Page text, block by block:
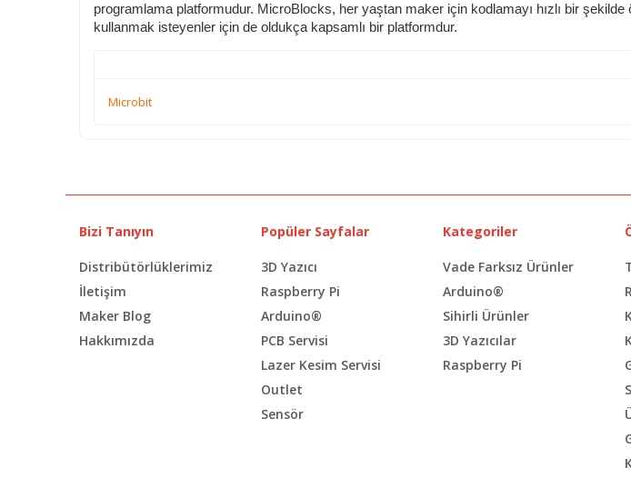
programlama platformudur. MicroBlocks, her yaştan maker için kodlamayı hızlı bir
kullanmak isteyenler için de oldukça kapsamlı bir platformdur.
Microbit
Bizi Tanıyın
Distribütörlüklerimiz
İletişim
Maker Blog
Hakkımızda
Popüler Sayfalar
3D Yazıcı
Raspberry Pi
Arduino®
PCB Servisi
Lazer Kesim Servisi
Outlet
Sensör
Kategoriler
Vade Farksız Ürünler
Arduino®
Sihirli Ürünler
3D Yazıcılar
Raspberry Pi